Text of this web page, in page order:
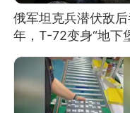
俄军坦克兵潜伏敌
年，T-72变身“地下